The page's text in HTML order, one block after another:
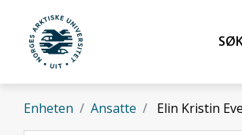
Gå til hovedinnhold
UiT Norges arktiske
Enheten Ansatte Elin Kristin